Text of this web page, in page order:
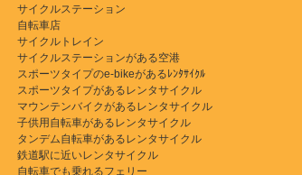
サイクルステーション
自転車店
サイクルトレイン
サイクルステーションがある空港
スポーツタイプのe-bikeがあるﾚﾝﾀｻｲｸﾙ
スポーツタイプがあるレンタサイクル
マウンテンバイクがあるレンタサイクル
子供用自転車があるレンタサイクル
タンデム自転車があるレンタサイクル
鉄道駅に近いレンタサイクル
自転車でも乗れるフェリー